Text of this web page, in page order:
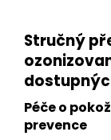
Stručný
Péče o
prevence